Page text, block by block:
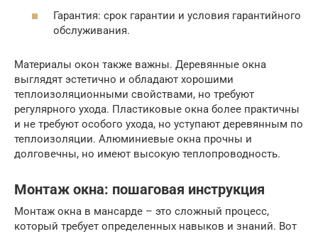
Гарантия: срок гарантии и условия гарантийного
обслуживания.
Материалы окон также важны. Деревянные окна
выглядят эстетично и обладают хорошими
теплоизоляционными свойствами, но требуют
регулярного ухода. Пластиковые окна более практичны
и не требуют особого ухода, но уступают деревянным по
теплоизоляции. Алюминиевые окна прочны и
долговечны, но имеют высокую теплопроводность.
Монтаж окна: пошаговая инструкция
Монтаж окна в мансарде – это сложный процесс,
который требует определенных навыков и знаний. Вот